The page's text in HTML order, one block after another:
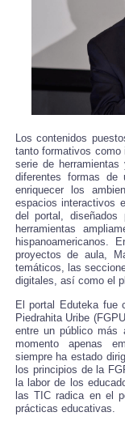
Los contenidos
tanto formativos como
serie de
diferentes formas de
enriquecer los
espacios interactivos
del portal, diseñados
herramientas
hispanoamericanos.
proyectos de aula,
temáticos, las
digitales, así como el
El portal Eduteka fue
Piedrahita Uribe
entre un público más
momento apenas
siempre ha estado
los principios de la
la labor de los
las TIC radica en el
prácticas educativas.